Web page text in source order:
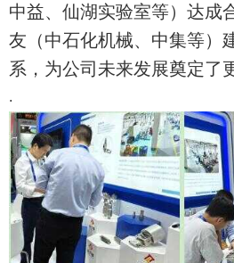
中益、仙湖实验室等）达成
友（中石化机械、中集等）
系，为公司未来发展奠定了
.